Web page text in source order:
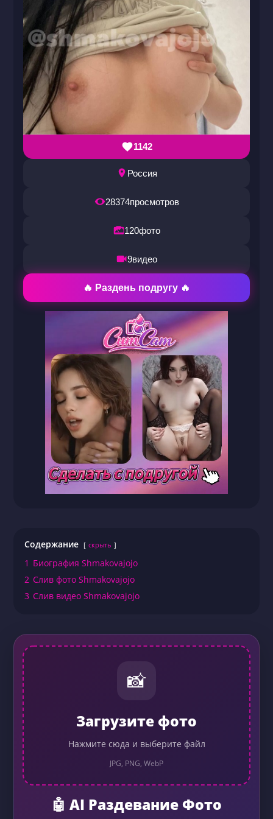
1142
Россия
28374просмотров
120фото
9видео
🔥 Раздень подругу 🔥
Содержание скрыть
1 Биография Shmakovajojo
2 Слив фото Shmakovajojo
3 Слив видео Shmakovajojo
📸
Загрузите фото
Нажмите сюда и выберите файл
JPG, PNG, WebP
🤖 AI Раздевание Фото